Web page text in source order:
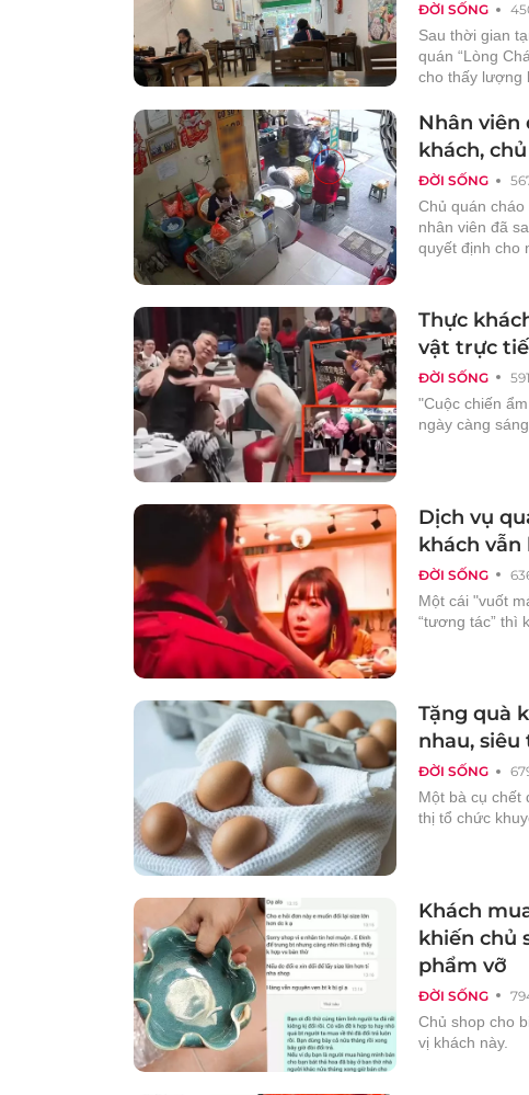
ĐỜI SỐNG
Sau thời gian
quán “Lòng
cho thấy lượng
ĐỜI SỐNG
Nhân viên
khách,
Chủ quán
nhân viên đã
quyết định cho
ĐỜI SỐNG
Thực
vật trực
"Cuộc chiến
ngày càng
ĐỜI SỐNG
Dịch vụ
khách vẫn
Một cái "vuốt
“tương tác” thì
ĐỜI SỐNG
Tặng quà
nhau,
Một bà cụ chết
thị tổ chức
ĐỜI SỐNG
Khách
khiến chủ
phẩm vỡ
Chủ shop cho
vị khách này.